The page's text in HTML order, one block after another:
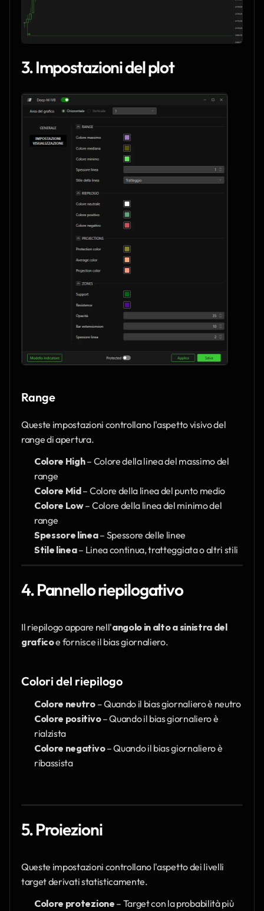
3. Impostazioni del plot
Range
Queste impostazioni controllano l'aspetto visivo del
range di apertura.
Colore High – Colore della linea del massimo del
range
Colore Mid – Colore della linea del punto medio
Colore Low – Colore della linea del minimo del
range
Spessore linea – Spessore delle linee
Stile linea – Linea continua, tratteggiata o altri stili
4. Pannello riepilogativo
Il riepilogo appare nell'angolo in alto a sinistra del
grafico e fornisce il bias giornaliero.
Colori del riepilogo
Colore neutro – Quando il bias giornaliero è neutro
Colore positivo – Quando il bias giornaliero è
rialzista
Colore negativo – Quando il bias giornaliero è
ribassista
5. Proiezioni
Queste impostazioni controllano l'aspetto dei livelli
target derivati statisticamente.
Colore protezione – Target con la probabilità più